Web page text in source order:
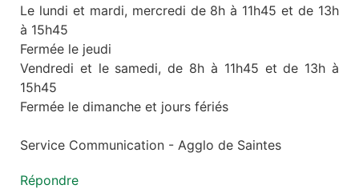
Le lundi et mardi, mercredi de 8h à 11h45 et de 13h
à 15h45
Fermée le jeudi
Vendredi et le samedi, de 8h à 11h45 et de 13h à
15h45
Fermée le dimanche et jours fériés
Service Communication - Agglo de Saintes
Répondre